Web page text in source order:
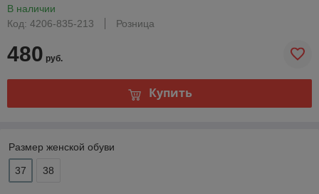
В наличии
Код: 4206-835-213
Розница
480 руб.
Купить
Размер женской обуви
37 38